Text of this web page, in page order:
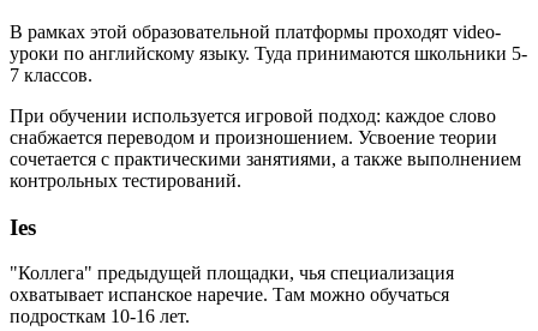
В рамках этой образовательной платформы проходят video-
уроки по английскому языку. Туда принимаются школьники 5-
7 классов.
При обучении используется игровой подход: каждое слово
снабжается переводом и произношением. Усвоение теории
сочетается с практическими занятиями, а также выполнением
контрольных тестирований.
Ies
"Коллега" предыдущей площадки, чья специализация
охватывает испанское наречие. Там можно обучаться
подросткам 10-16 лет.